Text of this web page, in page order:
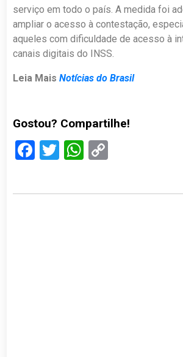
serviço em todo o país. A medida foi
ampliar o acesso à contestação,
aqueles com dificuldade de acesso à
canais digitais do INSS.
Leia MaisNotícias do Brasil
Gostou? Compartilhe!
Facebook
TwitterWhatsApp